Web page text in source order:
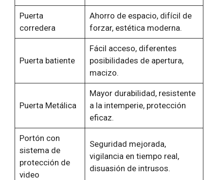
Puerta
corredera
Ahorro de espacio, difícil de
forzar, estética moderna.
Puerta batiente
Fácil acceso, diferentes
posibilidades de apertura,
macizo.
Puerta Metálica
Mayor durabilidad, resistente
a la intemperie, protección
eficaz.
Portón con
sistema de
protección de
video
Seguridad mejorada,
vigilancia en tiempo real,
disuasión de intrusos.